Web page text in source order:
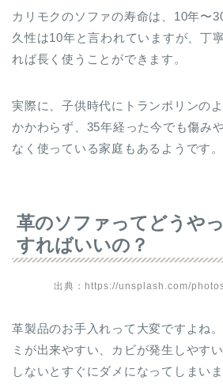
カリモクのソファの寿命は、10年〜
久性は10年と言われていますが、丁
れば長く使うことができます。
実際に、子供時代にトランポリンの
かかわらず、35年経った今でも傷み
なく使っている家庭もあるようです。
革のソファってどうや
すればいいの？
出典：https://unsplash.com/
革製品のお手入れって大変ですよね
ミが出来やすい、カビが発生しやす
しないとすぐにダメになってしまいま